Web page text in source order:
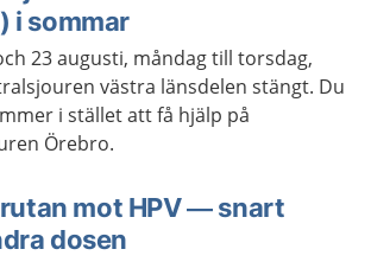
i sommar
23 augusti, måndag till torsdag,
västra länsdelen stängt. Du
i stället att få hjälp på
Örebro.
mot HPV — snart
dosen